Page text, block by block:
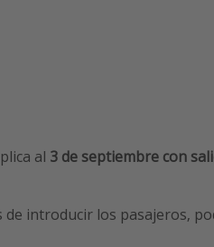
al 3 de septiembre con
de introducir los pasajeros,